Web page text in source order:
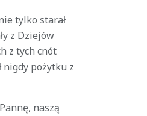
tylko starał
z Dziejów
z tych cnót
nigdy pożytku z
naszą